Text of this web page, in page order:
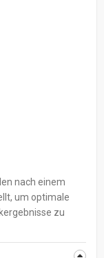
nach einem
um optimale
zu